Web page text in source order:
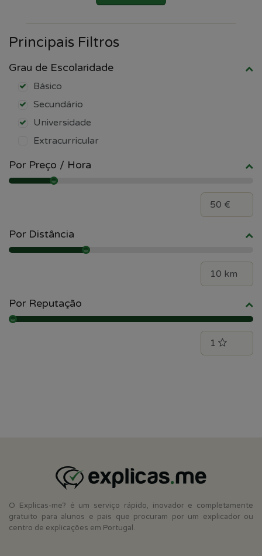
Principais Filtros
Grau de Escolaridade
Básico
Secundário
Universidade
Extracurricular
Por Preço / Hora
Por Distância
Por Reputação
O Explicas-me? é um serviço rápido, inovador e completamente
gratuito para alunos e pais que procuram por um explicador ou
centro de explicações em Portugal.